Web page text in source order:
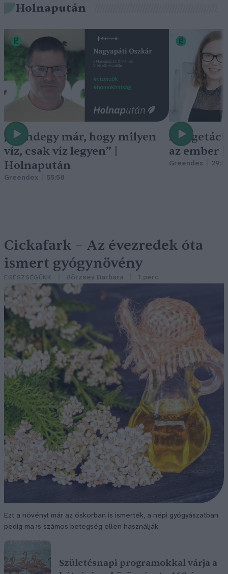
Holnapután
„Mindegy már, hogy milyen
víz, csak víz legyen” |
Holnapután
Greendex 55:58
A
az ember
Greendex
Cickafark – Az évezredek óta
ismert gyógynövény
EGÉSZSÉGÜNK Börzsey Barbara 1 perc
Ezt a növényt már az őskorban is ismerték, a népi gyógyászatban
pedig ma is számos betegség ellen használják.
Születésnapi programokkal várja a